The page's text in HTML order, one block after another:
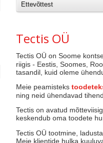
Ettevõttest
Tectis OÜ
Tectis OÜ on Soome
riigis - Eestis, Soomes,
tasandil, kuid oleme
Meie peamisteks
ning neid ühendavad
Tectis on avatud
keskendub oma toodete
Tectis OÜ tootmine,
Meie klientide hulka